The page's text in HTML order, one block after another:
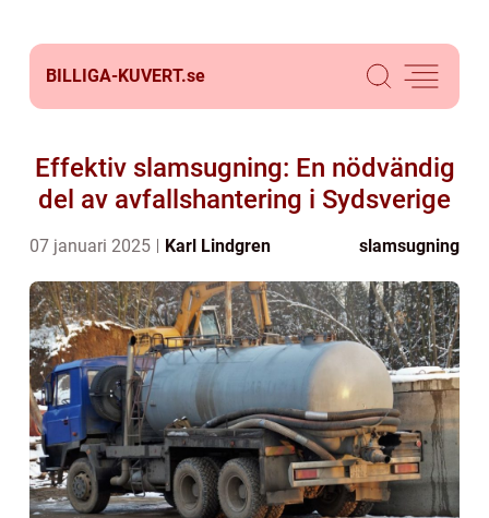
BILLIGA-KUVERT.se
Effektiv slamsugning: En nödvändig
del av avfallshantering i Sydsverige
07 januari 2025 Karl Lindgren slamsugning